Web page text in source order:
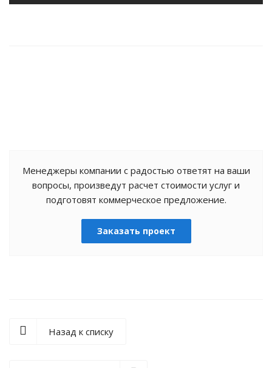
Менеджеры компании с радостью ответят на ваши
вопросы, произведут расчет стоимости услуг и
подготовят коммерческое предложение.
Заказать проект
Назад к списку